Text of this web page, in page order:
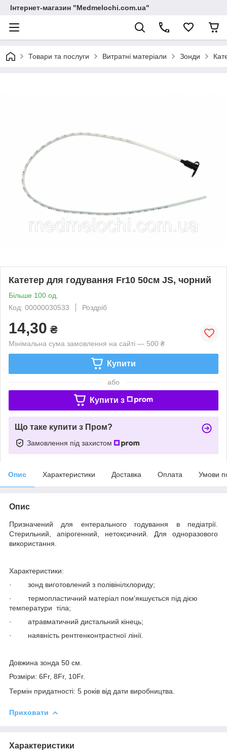
Інтернет-магазин "Medmelochi.com.ua"
Товари та послуги Витратні матеріали Зонди
Катетер для годування Fr10 50см JS, чорний
Більше 100 од.
Код: 00000030533
Роздріб
14,30 ₴
Мінімальна сума замовлення на сайті — 500 ₴
Купити
або
Купити з
Що таке купити з Пром?
Замовлення під захистом
Опис Характеристики Доставка Оплата Умови
Опис
Призначений для ентерального годування в педіатрії.
Стерильний, апірогенний, нетоксичний. Для одноразового
використання.
Характеристики:
·
зонд виготовлений з полівінілхлориду;
·
термопластичний матеріал пом'якшується під дією
температури тіла;
·
атравматичний дистальний кінець;
·
наявність рентгенконтрастної лінії
Довжина зонда 50 см.
Розміри: 6Fr, 8Fr, 10Fr.
Термін придатності: 5 років від дати виробництва.
Приховати
Характеристики